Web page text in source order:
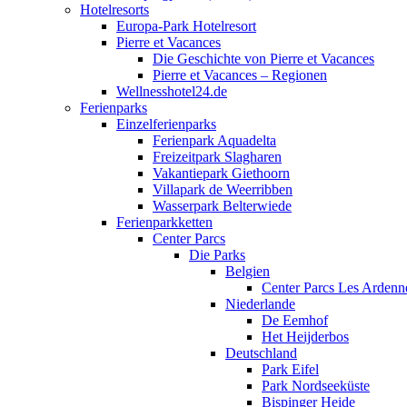
Hotelresorts
Europa-Park Hotelresort
Pierre et Vacances
Die Geschichte von Pierre et Vacances
Pierre et Vacances – Regionen
Wellnesshotel24.de
Ferienparks
Einzelferienparks
Ferienpark Aquadelta
Freizeitpark Slagharen
Vakantiepark Giethoorn
Villapark de Weerribben
Wasserpark Belterwiede
Ferienparkketten
Center Parcs
Die Parks
Belgien
Center Parcs Les
Niederlande
De Eemhof
Het Heijderbos
Deutschland
Park Eifel
Park Nordseeküste
Bispinger Heide